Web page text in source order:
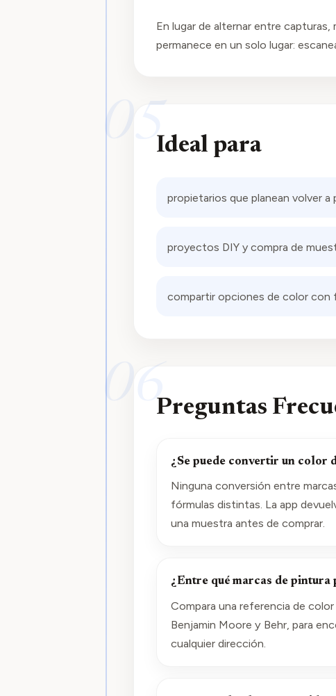
En lugar de alternar entre
permanece en un solo lugar:
05Ideal para
propietarios que planean volver a
proyectos DIY y compra de
compartir opciones de color con
06Preguntas
¿Se puede convertir un color
Ninguna conversión entre
fórmulas distintas. La app
una muestra antes de comprar.
¿Entre qué marcas de pintura
Compara una referencia de
Benjamin Moore y Behr, para
cualquier dirección.